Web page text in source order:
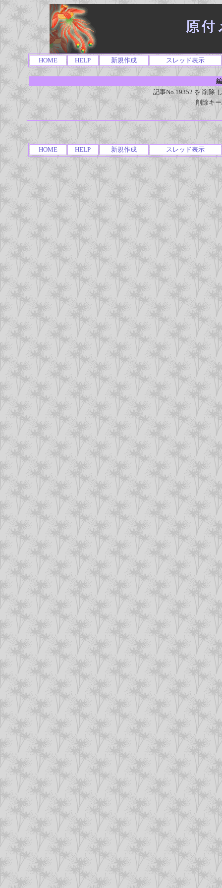
HOME HELP 新規作成 スレッド表示
記事No.19352 を 削除
削除キ
HOME HELP 新規作成 スレッド表示